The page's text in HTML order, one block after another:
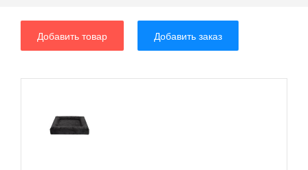
Добавить товар Добавить заказ